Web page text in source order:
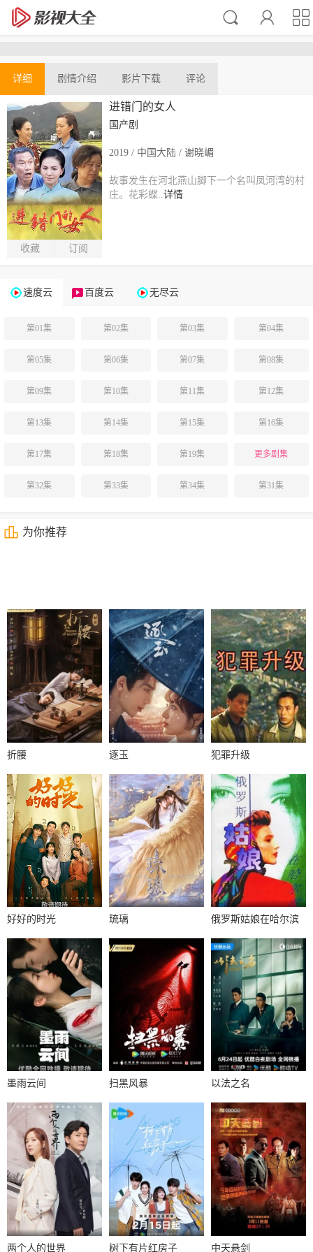
详细 剧情介绍 影片下载 评论
收藏 订阅
进错门的女人
国产剧
2019 / 中国大陆 / 谢晓嵋
故事发生在河北燕山脚下一个名叫凤河湾的村
庄。花彩蝶..详情
速度云 百度云 无尽云
第01集 第02集 第03集 第04集
第05集 第06集 第07集 第08集
第09集 第10集 第11集 第12集
第13集 第14集 第15集 第16集
第17集 第18集 第19集 更多剧集
第31集
第32集 第33集 第34集
为你推荐
折腰 逐玉 犯罪升级
好好的时光 琉璃 俄罗斯姑娘在哈尔滨
墨雨云间 扫黑风暴 以法之名
两个人的世界 树下有片红房子 中天悬剑